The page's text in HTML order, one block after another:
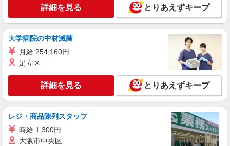
り優遇します。 ※試用期間（約200時間）：時給
1,225円神奈川県平塚市天沼10-1 ららぽーと湘南平塚
キープ 詳細を見る
アルバイト
SHEL’TTER GREEN
植物の販売スタッフ
［アルバイト・パート］時給1,250円以上
神奈川県平塚市天沼10-1 ららぽーと湘南平塚
キープ 詳細を見る
詳細を見る とりあえずキープ
大学病院の中材滅菌
月給 254,160円
足立区
詳細を見る とりあえずキープ
レジ・商品陳列スタッフ
時給 1,300円
大阪市中央区